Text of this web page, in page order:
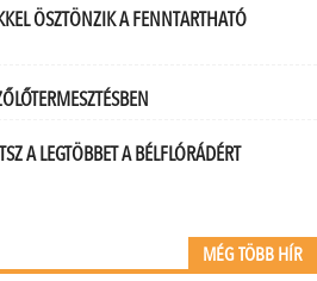
ÖSZTÖNZIK A FENNTARTHATÓ
A LEGTÖBBET A BÉLFLÓRÁDÉRT
MÉG TÖBB HÍR